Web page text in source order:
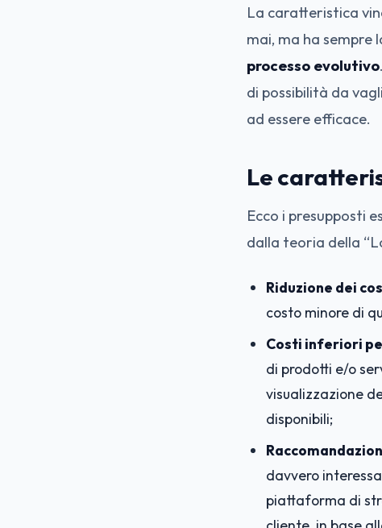
La caratteristica
mai, ma ha sempre
processo evolutivo
di possibilità da
ad essere efficace.
Le
Ecco i presupposti
dalla teoria della
Riduzione dei
costo minore di
Costi inferiori
di prodotti e/o
visualizzazione
disponibili;
davvero
piattaforma di